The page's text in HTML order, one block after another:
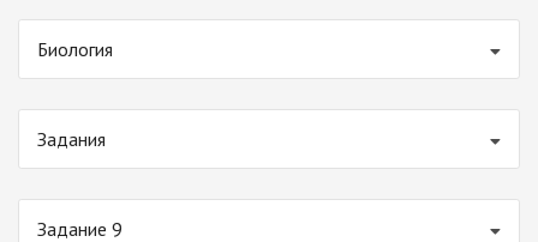
Биология
Задания
Задание 9